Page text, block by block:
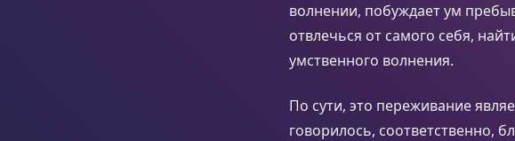
волнении, побуждает ум
отвлечься от самого себя,
умственного волнения.
По сути, это переживание
говорилось, соответственно,